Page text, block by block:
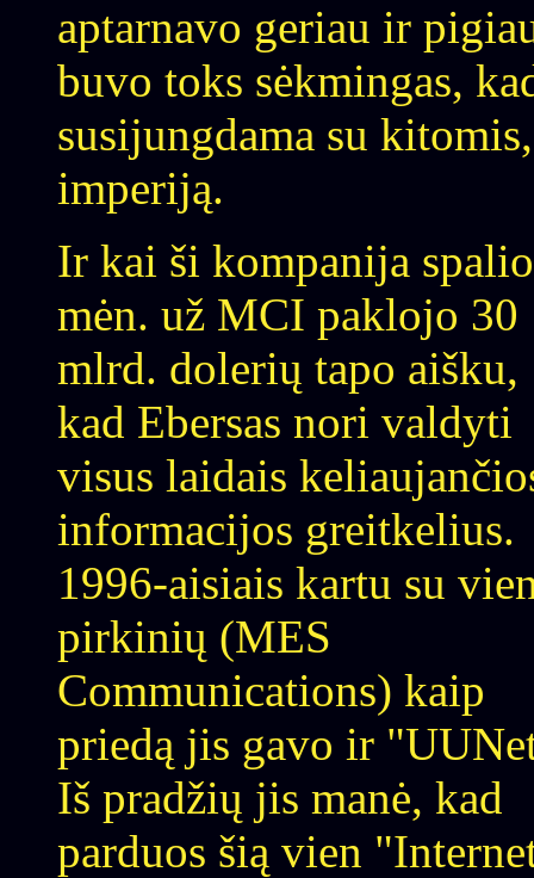
aptarnavo geriau ir
buvo toks sėkmingas,
susijungdama su
imperiją.
Ir kai ši kompanija spalio
mėn. už MCI paklojo 30
mlrd. dolerių tapo aišku,
kad Ebersas nori valdyti
visus laidais
informacijos greitkelius.
1996-aisiais kartu su
pirkinių (MES
Communications) kaip
priedą jis gavo ir
Iš pradžių jis manė, kad
parduos šią vien